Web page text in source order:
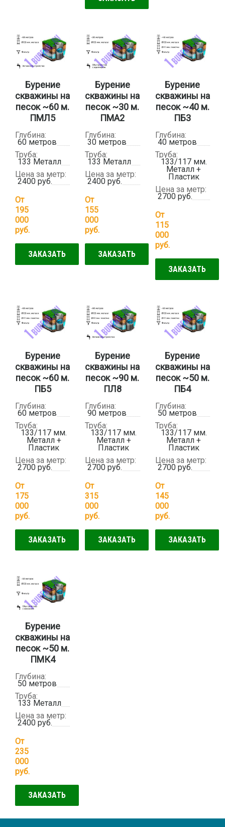
Бурение
скважины на
песок ~60 м.
ПМЛ5
Глубина:
60 метров
Труба:
133 Металл
Цена за метр:
2400 руб.
От
195
000
руб.
ЗАКАЗАТЬ
Бурение
скважины на
песок ~30 м.
ПМА2
Глубина:
30 метров
Труба:
133 Металл
Цена за метр:
2400 руб.
От
155
000
руб.
ЗАКАЗАТЬ
Бурение
скважины на
песок ~40 м.
ПБ3
Глубина:
40 метров
Труба:
133/117 мм.
Металл +
Пластик
Цена за метр:
2700 руб.
От
115
000
руб.
ЗАКАЗАТЬ
Бурение
скважины на
песок ~60 м.
ПБ5
Глубина:
60 метров
Труба:
133/117 мм.
Металл +
Пластик
Цена за метр:
2700 руб.
От
175
000
руб.
ЗАКАЗАТЬ
Бурение
скважины на
песок ~90 м.
ПЛ8
Глубина:
90 метров
Труба:
133/117 мм.
Металл +
Пластик
Цена за метр:
2700 руб.
От
315
000
руб.
ЗАКАЗАТЬ
Бурение
скважины на
песок ~50 м.
ПБ4
Глубина:
50 метров
Труба:
133/117 мм.
Металл +
Пластик
Цена за метр:
2700 руб.
От
145
000
руб.
ЗАКАЗАТЬ
Бурение
скважины на
песок ~50 м.
ПМК4
Глубина:
50 метров
Труба:
133 Металл
Цена за метр:
2400 руб.
От
235
000
руб.
ЗАКАЗАТЬ